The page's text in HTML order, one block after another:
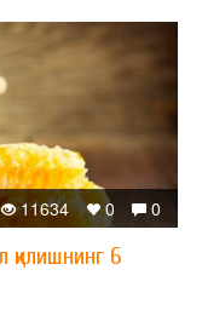
0
0
11634
6